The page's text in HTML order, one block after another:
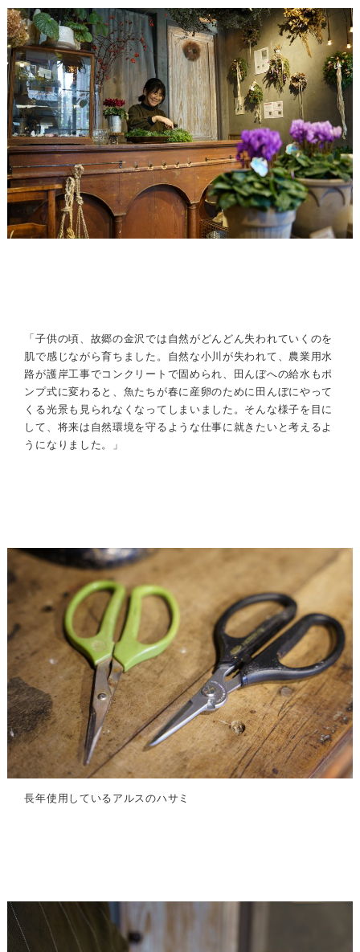
「子供の頃、故郷の金沢では自然がどんどん失われていくのを
肌で感じながら育ちました。自然な小川が失われて、農業用水
路が護岸工事でコンクリートで固められ、田んぼへの給水もポ
ンプ式に変わると、魚たちが春に産卵のために田んぼにやって
くる光景も見られなくなってしまいました。そんな様子を目に
して、将来は自然環境を守るような仕事に就きたいと考えるよ
うになりました。」
長年使用しているアルスのハサミ